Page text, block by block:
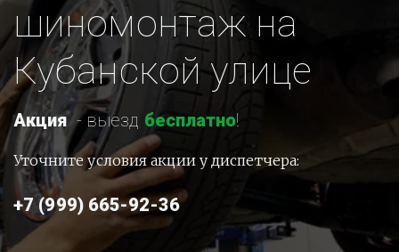
шиномонтаж на
Кубанской улице
Акция - выезд бесплатно!
Уточните условия акции у диспетчера:
+7 (999) 665-92-36